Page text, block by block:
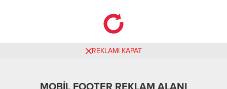
sektörlerinin istihdama olumlu katkı
daralmanın devam ettiğini ortaya...
günlerini tebrik etti. Mehmet UZEL
(KAYSERİ İGFA) Tüm kadınların 8
Mart Dünya Kadınlar Günü’nü
Kayseri Melikgazi Belediye Başkanı
REKLAMI KAPAT